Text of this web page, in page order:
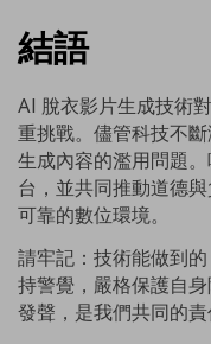
結語
AI 脫衣影片生成技術
重挑戰。儘管科技不
生成內容的濫用問題
台，並共同推動道德
可靠的數位環境。
請牢記：技術能做到
持警覺，嚴格保護自
發聲，是我們共同的責